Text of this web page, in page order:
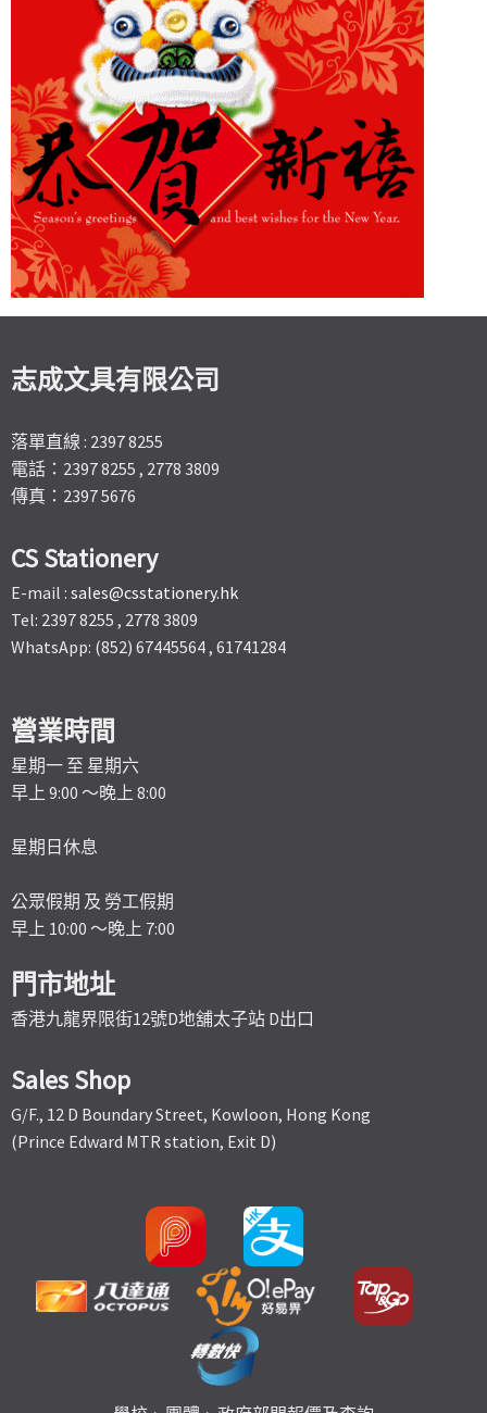
志成文具有限公司
落單直線 : 2397 8255
電話：2397 8255 , 2778 3809
傳真：2397 5676
CS Stationery
E-mail : sales@csstationery.hk
Tel: 2397 8255 , 2778 3809
WhatsApp: (852) 67445564 , 61741284
營業時間
星期一 至 星期六
早上 9:00 ～晚上 8:00
星期日休息
公眾假期 及 勞工假期
早上 10:00 ～晚上 7:00
門市地址
香港九龍界限街12號D地舖太子站 D出口
Sales Shop
G/F., 12 D Boundary Street, Kowloon, Hong Kong
(Prince Edward MTR station, Exit D)